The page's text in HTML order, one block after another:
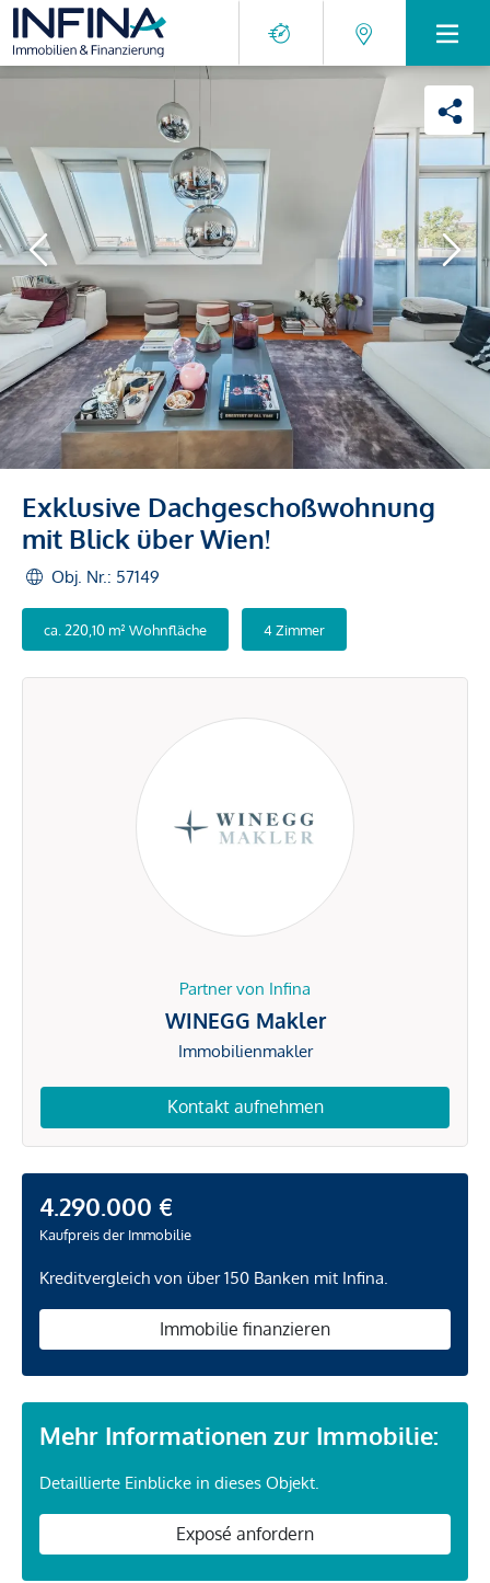
Exklusive Dachgeschoßwohnung
mit Blick über Wien!
Obj. Nr.: 57149
ca. 220,10 m² Wohnfläche 4 Zimmer
Partner von Infina
WINEGG Makler
Immobilienmakler
Kontakt aufnehmen
4.290.000 €
Kaufpreis der Immobilie
Kreditvergleich von über 150 Banken mit Infina.
Immobilie finanzieren
Mehr Informationen zur Immobilie:
Detaillierte Einblicke in dieses Objekt.
Exposé anfordern